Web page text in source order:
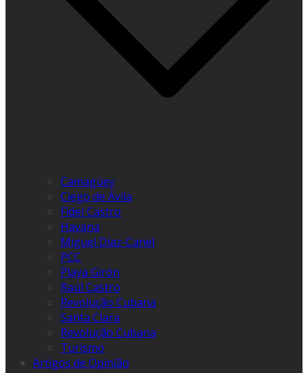
Camagüey
Ciego de Ávila
Fidel Castro
Havana
Miguel Díaz-Canel
PCC
Playa Girón
Raúl Castro
Revolução Cubana
Santa Clara
Revolução Cubana
Turismo
Artigos de Opinião